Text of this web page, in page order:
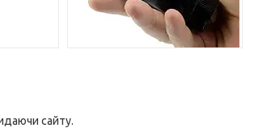
сайту.